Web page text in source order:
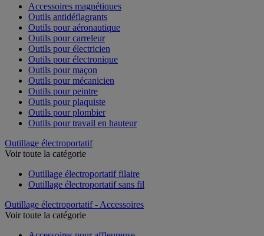
Accessoires magnétiques
Outils antidéflagrants
Outils pour aéronautique
Outils pour carreleur
Outils pour électricien
Outils pour électronique
Outils pour maçon
Outils pour mécanicien
Outils pour peintre
Outils pour plaquiste
Outils pour plombier
Outils pour travail en hauteur
Outillage électroportatif
Voir toute la catégorie
Outillage électroportatif filaire
Outillage électroportatif sans fil
Outillage électroportatif - Accessoires
Voir toute la catégorie